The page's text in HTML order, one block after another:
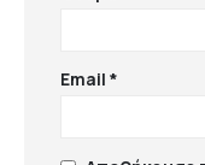
Email*